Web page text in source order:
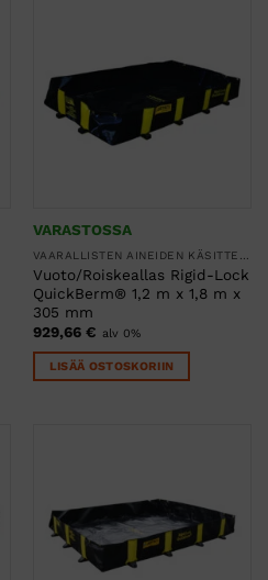
VARASTOSSA
Vuoto/Roiskeallas Rigid-Lock
QuickBerm® 1,2 m x 1,8 m x
305 mm
929,66 € alv 0%
LISÄÄ OSTOSKORIIN